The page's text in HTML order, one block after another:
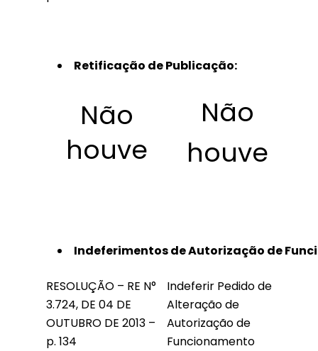
Retificação de Publicação:
Não
houve
Não
houve
Indeferimentos de Autorização de
RESOLUÇÃO – RE N°
3.724, DE 04 DE
OUTUBRO DE 2013 –
p. 134
Indeferir Pedido de
Alteração de
Autorização de
Funcionamento